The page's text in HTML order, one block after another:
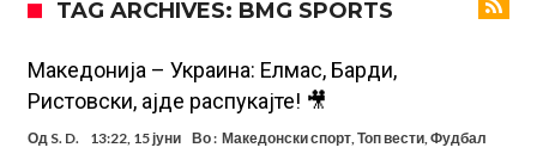
Ливерпул и Арсенал влегуваат во „војна“ поради фудбалер
вреден 69 милиони евра!
Кој го убеди Родри да ја избере Барселона?
Инфантино го возвраќа ударот, кој сè досега го поддржал?
„Влегувам на стадионот за да го разнесам Меси со четири бомби“
TAG ARCHIVES: BMG SPORTS
Македонија – Украина: Елмас, Барди,
Ристовски, ајде распукајте! 🎥
Од S. D. 13:22, 15 јуни Во : Македонски спорт, Топ вести, Фудбал